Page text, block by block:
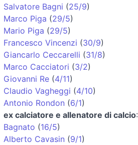
Salvatore Bagni (25/9)
Marco Piga (29/5)
Mario Piga (29/5)
Francesco Vincenzi (30/9)
Giancarlo Ceccarelli (31/8)
Marco Cacciatori (3/2)
Giovanni Re (4/11)
Claudio Vagheggi (4/10)
Antonio Rondon (6/1)
ex calciatore e allenatore di calcio:
Bagnato (16/5)
Alberto Cavasin (9/1)